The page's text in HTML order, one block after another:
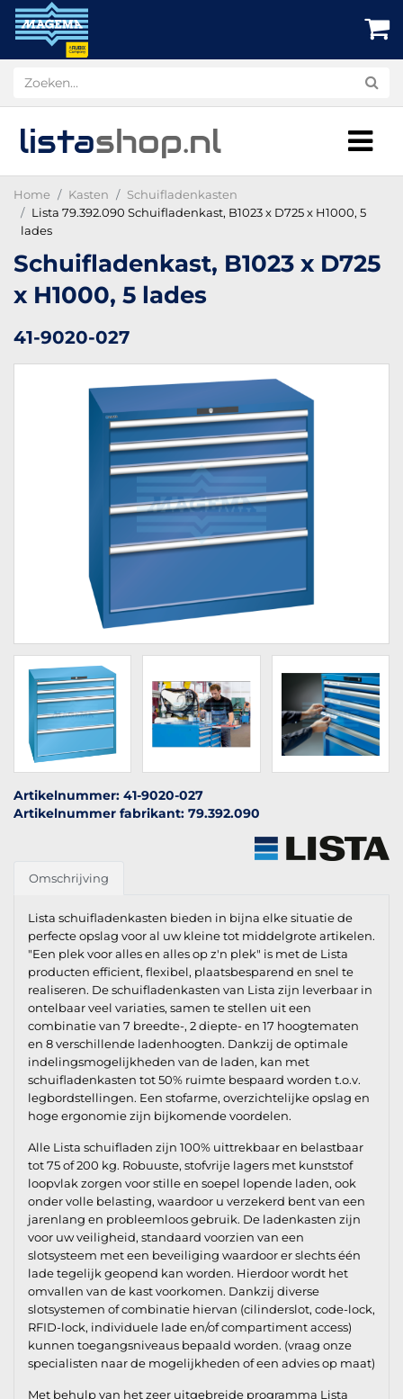
listashop.nl
Home Kasten
Schuifladenkasten
Lista 79.392.090 Schuifladenkast, B1023 x D725 x H1000, 5
lades
Schuifladenkast, B1023 x D725
x H1000, 5 lades
41-9020-027
Artikelnummer: 41-9020-027
Artikelnummer fabrikant: 79.392.090
Omschrijving
Lista schuifladenkasten bieden in bijna elke situatie de
perfecte opslag voor al uw kleine tot middelgrote artikelen.
"Een plek voor alles en alles op z'n plek" is met de Lista
producten efficient, flexibel, plaatsbesparend en snel te
realiseren. De schuifladenkasten van Lista zijn leverbaar in
ontelbaar veel variaties, samen te stellen uit een
combinatie van 7 breedte-, 2 diepte- en 17 hoogtematen
en 8 verschillende ladenhoogten. Dankzij de optimale
indelingsmogelijkheden van de laden, kan met
schuifladenkasten tot 50% ruimte bespaard worden t.o.v.
legbordstellingen. Een stofarme, overzichtelijke opslag en
hoge ergonomie zijn bijkomende voordelen.
Alle Lista schuifladen zijn 100% uittrekbaar en belastbaar
tot 75 of 200 kg. Robuuste, stofvrije lagers met kunststof
loopvlak zorgen voor stille en soepel lopende laden, ook
onder volle belasting, waardoor u verzekerd bent van een
jarenlang en probleemloos gebruik. De ladenkasten zijn
voor uw veiligheid, standaard voorzien van een
slotsysteem met een beveiliging waardoor er slechts één
lade tegelijk geopend kan worden. Hierdoor wordt het
omvallen van de kast voorkomen. Dankzij diverse
slotsystemen of combinatie hiervan (cilinderslot, code-lock,
RFID-lock, individuele lade en/of compartiment access)
kunnen toegangsniveaus bepaald worden. (vraag onze
specialisten naar de mogelijkheden of een advies op maat)
Met behulp van het zeer uitgebreide programma Lista